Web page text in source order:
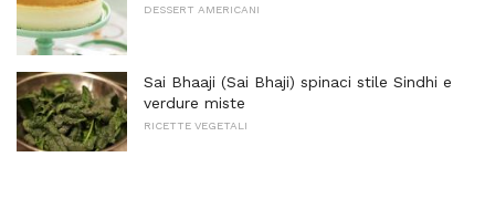
DESSERT AMERICANI
Sai Bhaaji (Sai ​​Bhaji) spinaci stile Sindhi e
verdure miste
RICETTE VEGETALI